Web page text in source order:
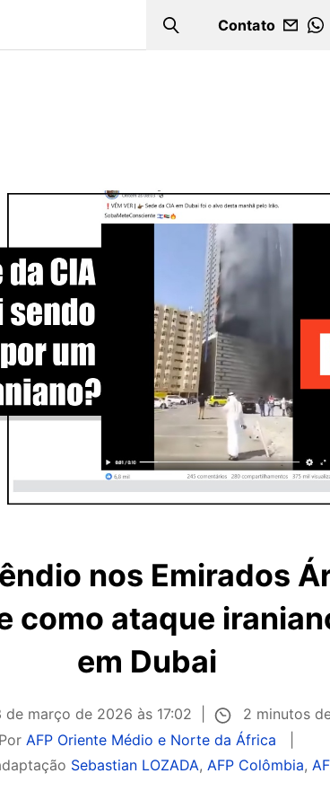
Search
Contato
nos Emirados
como ataque
em Dubai
de março de 2026 às 17:02
2 minutos
Por AFP Oriente Médio e Norte da África
Sebastian LOZADA, AFP Colômbia,